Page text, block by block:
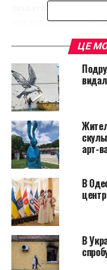
захватывающих
представляющих
знаков
скульптуры будут
который
не смог уехать из
конфисковало его
инициативу
творчество.
“Круг
невероятное
веры Ая Вэйвэя в
каждому!” –
директор AGO.
Головы
китайским
Кролик, Дракон и
ЦЕ
арт-
В
В